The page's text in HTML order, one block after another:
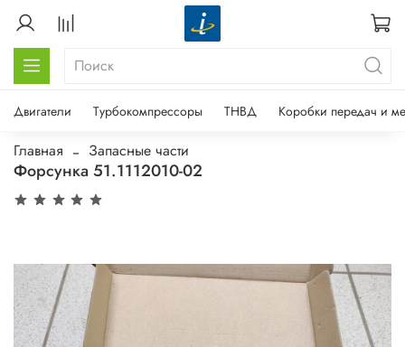
Двигатели Турбокомпрессоры ТНВД Коробки передач и
Главная Запасные части
Форсунка 51.1112010-02